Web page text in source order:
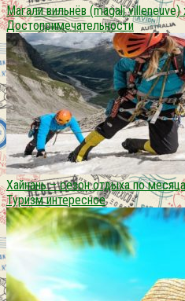
Магали вильнёв (magali
Достопримечательности
Хайнань – сезон отдыха по
Туризм интересное